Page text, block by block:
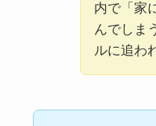
内で「家
んでしま
ルに追わ